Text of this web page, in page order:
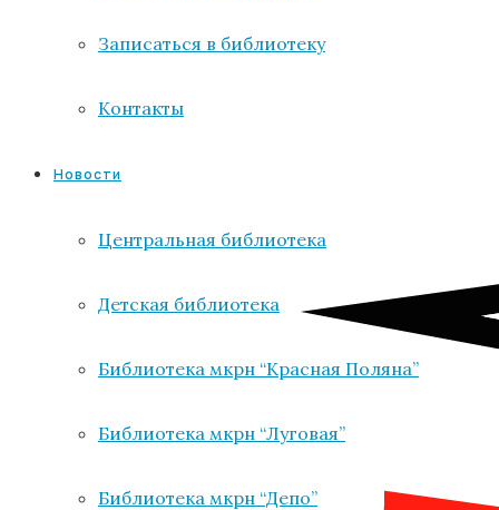
Записаться в библиотеку
Контакты
Новости
Центральная библиотека
Детская библиотека
Библиотека мкрн “Красная Поляна”
Библиотека мкрн “Луговая”
Библиотека мкрн “Депо”